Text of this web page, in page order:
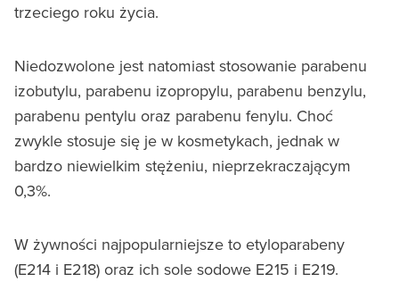
trzeciego roku życia.
Niedozwolone jest natomiast stosowanie parabenu
izobutylu, parabenu izopropylu, parabenu benzylu,
parabenu pentylu oraz parabenu fenylu. Choć
zwykle stosuje się je w kosmetykach, jednak w
bardzo niewielkim stężeniu, nieprzekraczającym
0,3%.
W żywności najpopularniejsze to etyloparabeny
(E214 i E218) oraz ich sole sodowe E215 i E219.